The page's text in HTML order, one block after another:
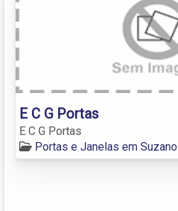
E C G Portas
E C G Portas
Portas e Janelas em Suzano